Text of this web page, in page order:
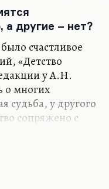
часто этим
те люди, которые
а другие – нет?
счастливое
«Детство
у А.Н.
о многих
судьба, у другого
сопряжено с
фонарь» –
трагедий. Она